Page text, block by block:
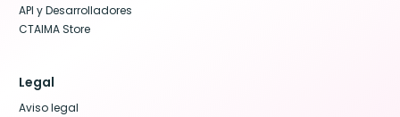
API y Desarrolladores
CTAIMA Store
Legal
Aviso legal